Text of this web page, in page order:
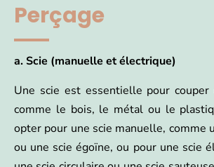
Perçage
a. Scie (manuelle et électrique)
Une scie est essentielle pour couper
comme le bois, le métal ou le
opter pour une scie manuelle, comme
ou une scie égoïne, ou pour une scie